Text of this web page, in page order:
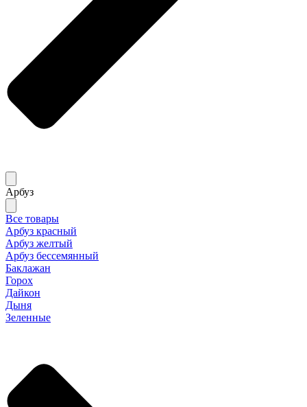
Арбуз
Все товары
Арбуз красный
Арбуз желтый
Арбуз бессемянный
Баклажан
Горох
Дайкон
Дыня
Зеленные